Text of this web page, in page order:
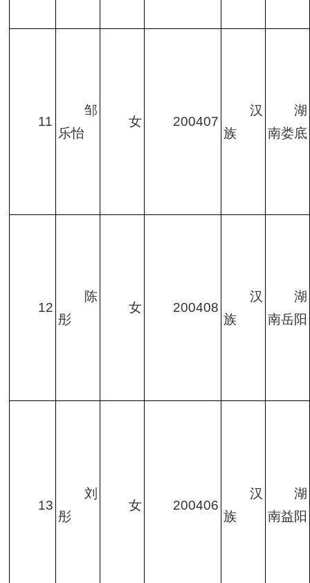
11
邹
乐怡
女 200407
汉
族
湖
南娄底
12
陈
彤
女 200408
汉
族
湖
南岳阳
13
刘
彤
女 200406
汉
族
湖
南益阳